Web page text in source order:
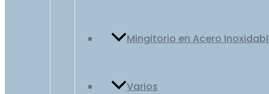
Mingitorio en Acero
Varios